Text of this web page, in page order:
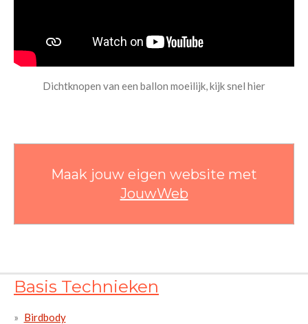
Dichtknopen van een ballon moeilijk, kijk snel hier
Maak jouw eigen website met
JouwWeb
Basis Technieken
Birdbody